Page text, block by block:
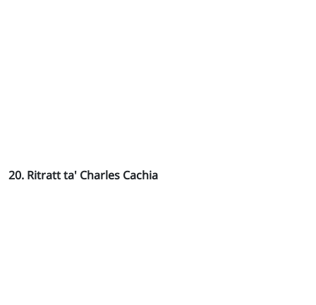
20. Ritratt ta' Charles Cachia